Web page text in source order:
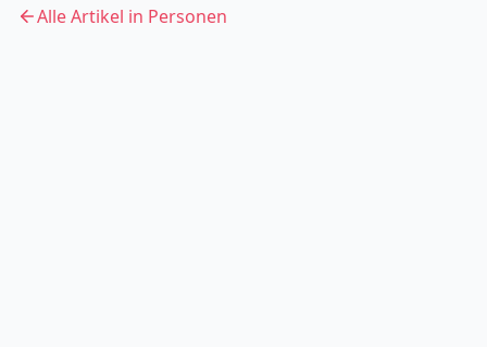
Alle Artikel in Personen